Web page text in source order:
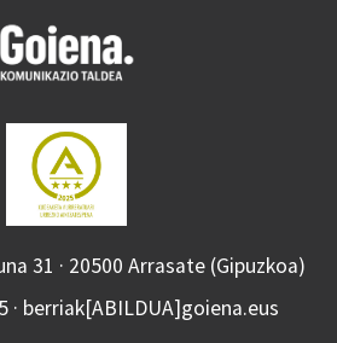
31 · 20500 Arrasate (Gipuzkoa)
· berriak[ABILDUA]goiena.eus